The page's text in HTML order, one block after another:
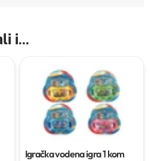
i...
Igračka vodena igra1 kom